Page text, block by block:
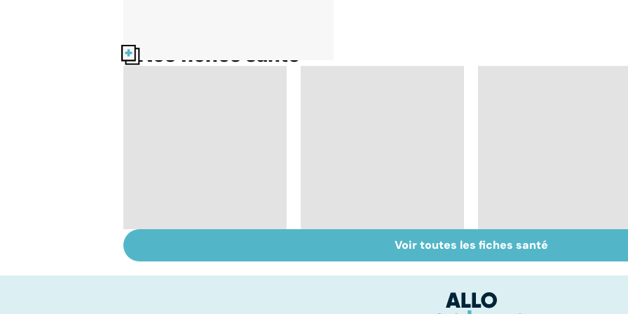
Nos fiches santé
hormonal : et si
Tout savoir sur les
infections
Inflammation des
amygdales : que faire
Voir toutes les fiches santé